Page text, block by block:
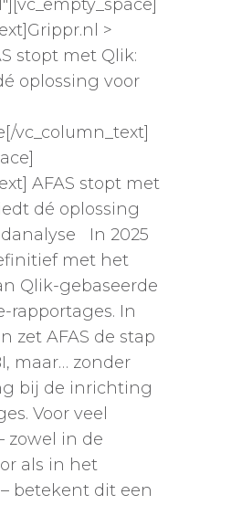
>
stopt met Qlik:
oplossing voor
vc_column_text]
AFAS stopt met
dé oplossing
In 2025
met het
Qlik-gebaseerde
rapportages. In
zet AFAS de stap
maar… zonder
bij de inrichting
Voor veel
zowel in de
als in het
betekent dit een